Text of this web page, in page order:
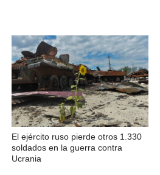
El ejército ruso pierde otros 1.330
soldados en la guerra contra
Ucrania